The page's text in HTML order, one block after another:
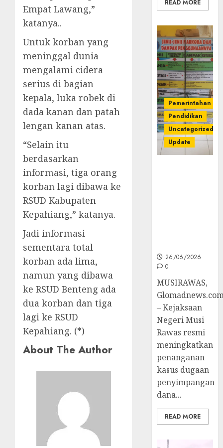
Empat Lawang,”
katanya..
Untuk korban yang
meninggal dunia
mengalami cidera
serius di bagian
kepala, luka robek di
dada kanan dan patah
lengan kanan atas.
“Selain itu
berdasarkan
informasi, tiga orang
korban lagi dibawa ke
RSUD Kabupaten
Kepahiang,” katanya.
Jadi informasi
sementara total
korban ada lima,
namun yang dibawa
ke RSUD Benteng ada
dua korban dan tiga
lagi ke RSUD
Kepahiang. (*)
About The Author
READ MORE
Pemerintahan
Pendidikan
Uncategorized
Update
26/06/2026
0
MUSIRAWAS,
– Kejaksaan
Negeri Musi
Rawas resmi
meningkatkan
penanganan
kasus dugaan
penyimpangan
dana...
READ MORE